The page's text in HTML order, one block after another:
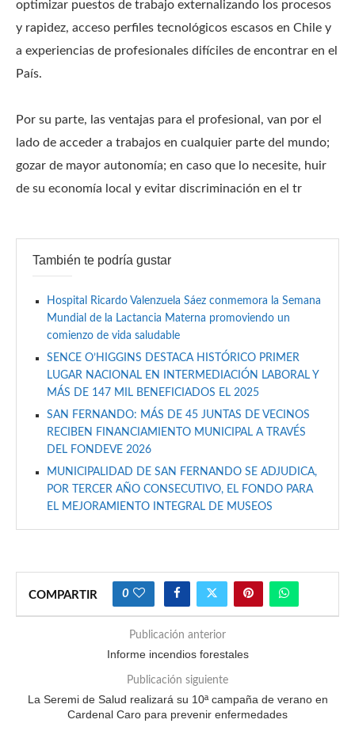
optimizar puestos de trabajo externalizando los procesos
y rapidez, acceso perfiles tecnológicos escasos en Chile y
a experiencias de profesionales difíciles de encontrar en el
País.
Por su parte, las ventajas para el profesional, van por el
lado de acceder a trabajos en cualquier parte del mundo;
gozar de mayor autonomía; en caso que lo necesite, huir
de su economía local y evitar discriminación en el tr
También te podría gustar
Hospital Ricardo Valenzuela Sáez conmemora la Semana
Mundial de la Lactancia Materna promoviendo un
comienzo de vida saludable
SENCE O’HIGGINS DESTACA HISTÓRICO PRIMER
LUGAR NACIONAL EN INTERMEDIACIÓN LABORAL Y
MÁS DE 147 MIL BENEFICIADOS EL 2025
SAN FERNANDO: MÁS DE 45 JUNTAS DE VECINOS
RECIBEN FINANCIAMIENTO MUNICIPAL A TRAVÉS
DEL FONDEVE 2026
MUNICIPALIDAD DE SAN FERNANDO SE ADJUDICA,
POR TERCER AÑO CONSECUTIVO, EL FONDO PARA
EL MEJORAMIENTO INTEGRAL DE MUSEOS
COMPARTIR 0
Publicación anterior
Informe incendios forestales
Publicación siguiente
La Seremi de Salud realizará su 10ª campaña de verano en
Cardenal Caro para prevenir enfermedades